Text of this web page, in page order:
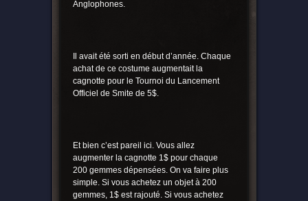
Anglophones.
Il avait été sorti en début d’année. Chaque
achat de ce costume augmentait la
cagnotte pour le Tournoi du Lancement
Officiel de Smite de 5$.
Et bien c’est pareil ici. Vous allez
augmenter la cagnotte 1$ pour chaque
200 gemmes dépensées. On va faire plus
simple. Si vous achetez un objet à 200
gemmes, 1$ est rajouté. Si vous achetez